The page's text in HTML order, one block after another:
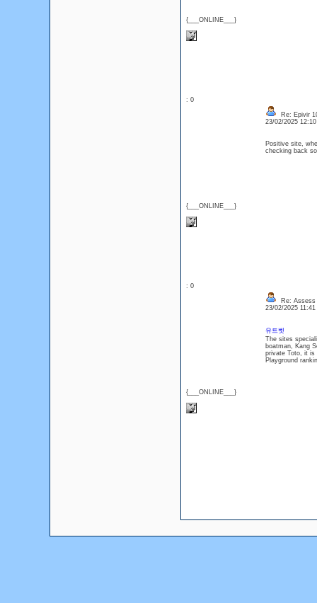
{___ONLINE___}
: 0
{___ONLINE___}
Re: Epivir
23/02/2025
Positive site,
checking back
: 0
{___ONLINE___}
Re:
23/02/2025
유트벳
The sites
boatman, Kang
private Toto, it is
Playground